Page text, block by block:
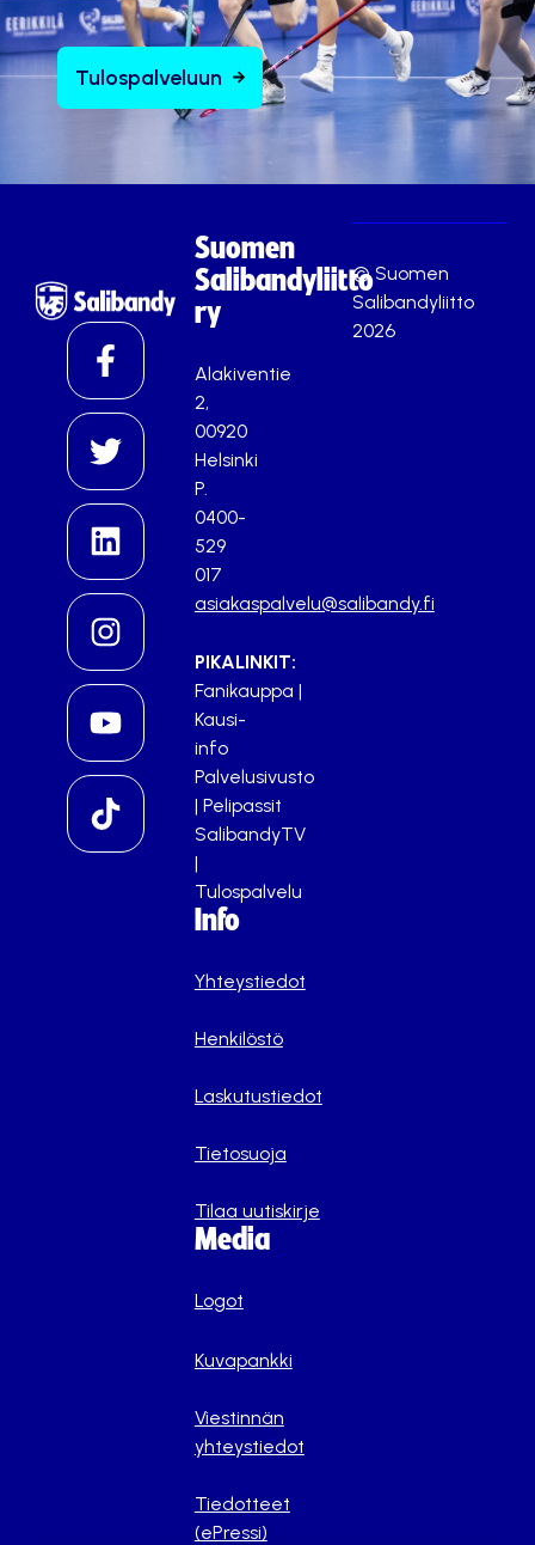
Tulospalveluun
Suomen
Salibandyliitto
ry
Alakiventie
2,
00920
Helsinki
P.
0400-
529
017
asiakaspalvelu@salibandy.fi
PIKALINKIT:
Fanikauppa |
Kausi-
info
Palvelusivusto
| Pelipassit
SalibandyTV
|
Tulospalvelu
Info
Yhteystiedot
Henkilöstö
Laskutustiedot
Tietosuoja
Tilaa uutiskirje
Media
Logot
Kuvapankki
Viestinnän
yhteystiedot
Tiedotteet
(ePressi)
© Suomen
Salibandyliitto
2026